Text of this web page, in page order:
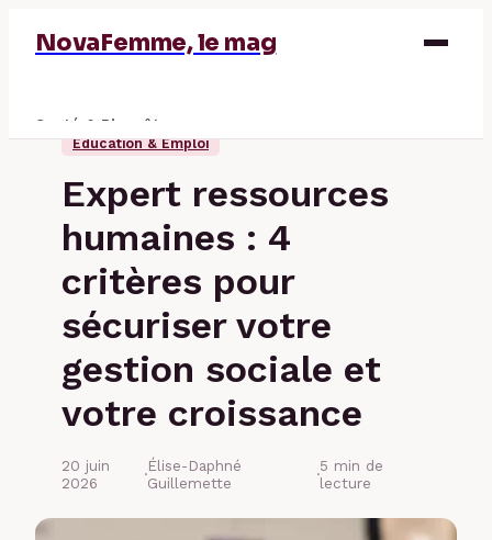
NovaFemme, le mag
Santé & Bien-être
Éducation & Emploi
Éducation & Emploi
Expert ressources
humaines : 4
critères pour
sécuriser votre
gestion sociale et
votre croissance
20 juin
2026
·Élise-Daphné
Guillemette
·5 min de
lecture